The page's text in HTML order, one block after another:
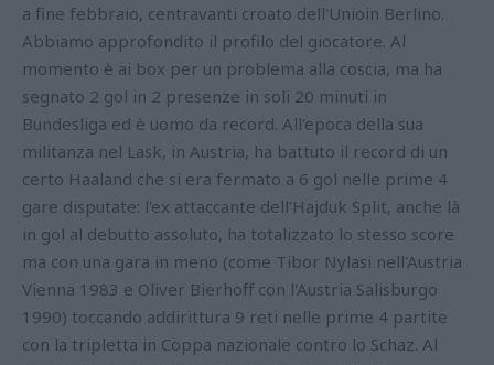
a fine febbraio, centravanti croato dell'Unioin Berlino.
Abbiamo approfondito il profilo del giocatore. Al
momento è ai box per un problema alla coscia, ma ha
segnato 2 gol in 2 presenze in soli 20 minuti in
Bundesliga ed è uomo da record. All'epoca della sua
militanza nel Lask, in Austria, ha battuto il record di un
certo Haaland che si era fermato a 6 gol nelle prime 4
gare disputate: l'ex attaccante dell'Hajduk Split, anche là
in gol al debutto assoluto, ha totalizzato lo stesso score
ma con una gara in meno (come Tibor Nylasi nell'Austria
Vienna 1983 e Oliver Bierhoff con l'Austria Salisburgo
1990) toccando addirittura 9 reti nelle prime 4 partite
con la tripletta in Coppa nazionale contro lo Schaz. Al